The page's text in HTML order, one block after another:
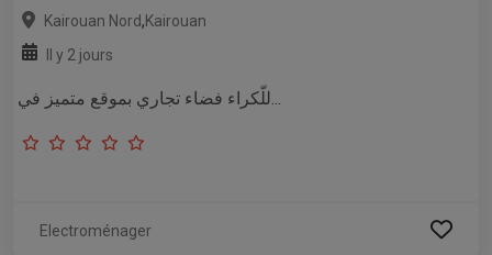
Kairouan Nord,Kairouan
Il y 2 jours
Electroménager